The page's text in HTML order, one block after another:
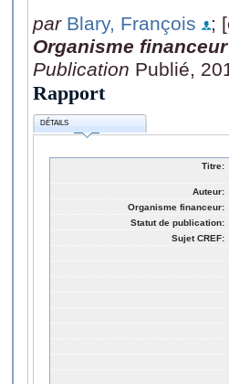
par Blary, François
;
Organisme financeur
Publication Publié,
Rapport
DÉTAILS
Titre:
Auteur:
Organisme financeur:
Statut de publication:
Sujet CREF: